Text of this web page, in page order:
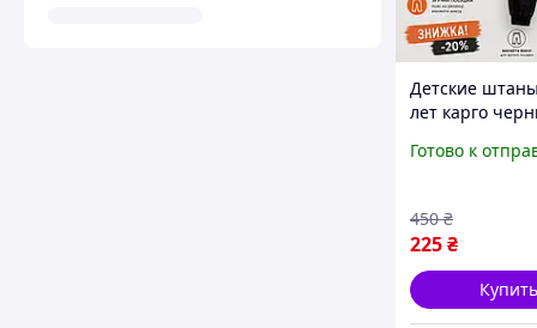
Детские
лет карго
качественные
мальчика 110-
Готово к
225₴
450 ₴
Купить